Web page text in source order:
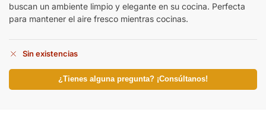
buscan un ambiente limpio y elegante en su cocina. Perfecta
para mantener el aire fresco mientras cocinas.
Sin existencias
¿Tienes alguna pregunta? ¡Consúltanos!